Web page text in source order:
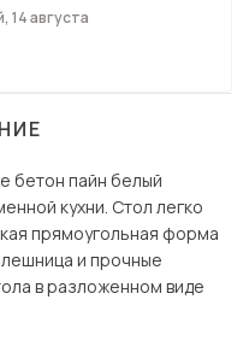
14 августа
бетон пайн белый
кухни. Стол легко
прямоугольная форма
и прочные
в разложенном виде